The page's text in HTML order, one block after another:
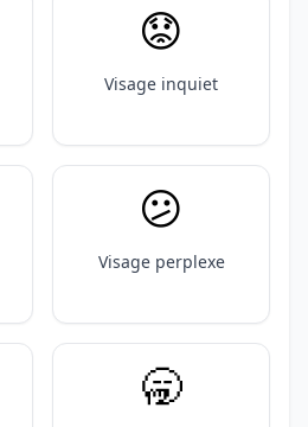
😟
Visage inquiet
😕
Visage perplexe
🥱